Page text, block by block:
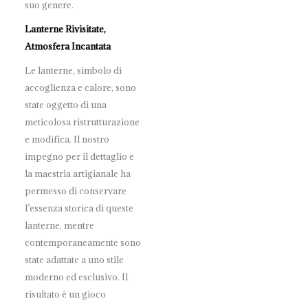
suo genere.
Lanterne Rivisitate,
Atmosfera Incantata
Le lanterne, simbolo di
accoglienza e calore, sono
state oggetto di una
meticolosa ristrutturazione
e modifica. Il nostro
impegno per il dettaglio e
la maestria artigianale ha
permesso di conservare
l’essenza storica di queste
lanterne, mentre
contemporaneamente sono
state adattate a uno stile
moderno ed esclusivo. Il
risultato è un gioco